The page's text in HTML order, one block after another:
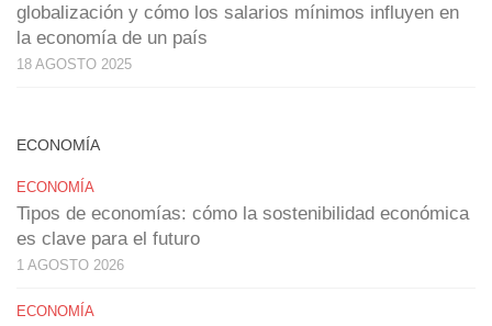
globalización y cómo los salarios mínimos influyen en
la economía de un país
18 AGOSTO 2025
ECONOMÍA
ECONOMÍA
Tipos de economías: cómo la sostenibilidad económica
es clave para el futuro
1 AGOSTO 2026
ECONOMÍA